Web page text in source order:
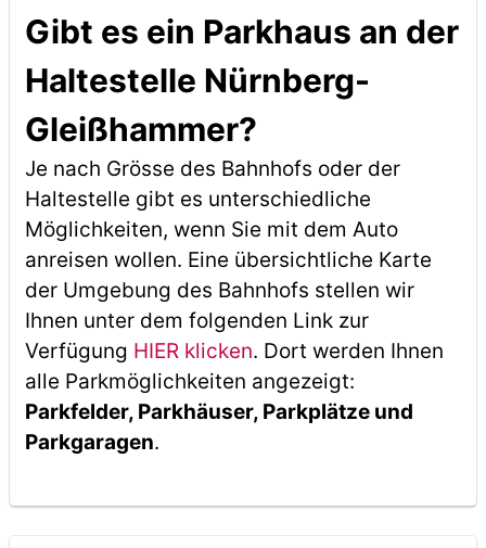
Gibt es ein Parkhaus an der
Haltestelle Nürnberg-
Gleißhammer?
Je nach Grösse des Bahnhofs oder der
Haltestelle gibt es unterschiedliche
Möglichkeiten, wenn Sie mit dem Auto
anreisen wollen. Eine übersichtliche Karte
der Umgebung des Bahnhofs stellen wir
Ihnen unter dem folgenden Link zur
Verfügung HIER klicken. Dort werden Ihnen
alle Parkmöglichkeiten angezeigt:
Parkfelder, Parkhäuser, Parkplätze und
Parkgaragen.